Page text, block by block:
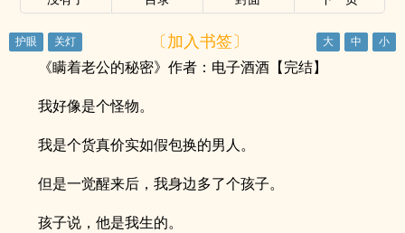
〔加入书签〕
《瞒着老公的秘密》作者：电子酒酒【完结】
我好像是个怪物。
我是个货真价实如假包换的男人。
但是一觉醒来后，我身边多了个孩子。
孩子说，他是我生的。